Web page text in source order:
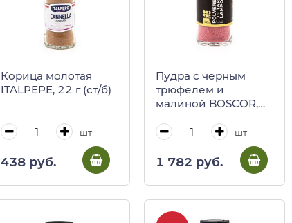
Корица молотая
ITALPEPE, 22 г (ст/б)
шт
438 руб.
Пудра с черным
трюфелем и
малиной BOSCOR,
шт
1 782 руб.